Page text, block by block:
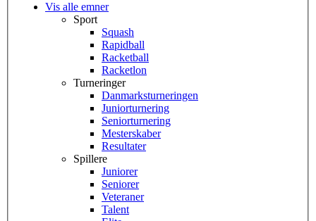
Vis alle emner
Sport
Squash
Rapidball
Racketball
Racketlon
Turneringer
Danmarksturneringen
Juniorturnering
Seniorturnering
Mesterskaber
Resultater
Spillere
Juniorer
Seniorer
Veteraner
Talent